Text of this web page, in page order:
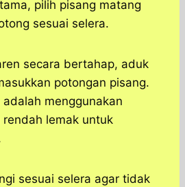
pilih pisang matang
sesuai selera.
secara bertahap, aduk
potongan pisang.
menggunakan
lemak untuk
sesuai selera agar tidak